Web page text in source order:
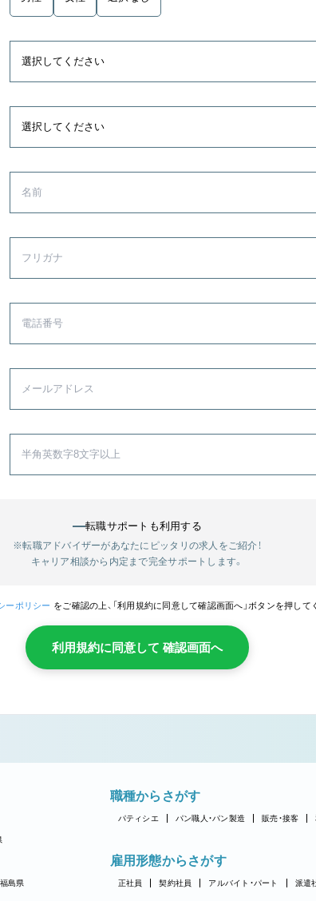
転職サポートも利用する
※転職アドバイザーがあなたにピッタリの求人をご紹介！
キャリア相談から内定まで完全サポートします。
ーポリシー をご確認の上、「利用規約に同意して確認画面へ」ボタンを押して
利用規約に同意して 確認画面へ
福島県
職種からさがす
パティシエ パン職人・パン製造 販売・接客
雇用形態からさがす
正社員 契約社員 アルバイト・パート 派遣